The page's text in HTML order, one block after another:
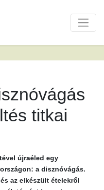
titkai
újraéled egy
a disznóvágás.
az elkészült ételekről